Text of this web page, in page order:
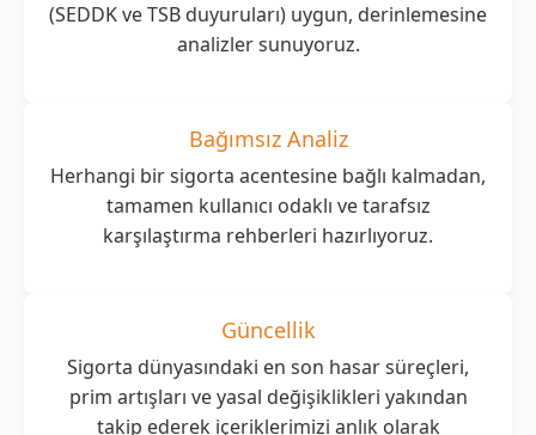
(SEDDK ve TSB duyuruları) uygun, derinlemesine
analizler sunuyoruz.
Bağımsız Analiz
Herhangi bir sigorta acentesine bağlı kalmadan,
tamamen kullanıcı odaklı ve tarafsız
karşılaştırma rehberleri hazırlıyoruz.
Güncellik
Sigorta dünyasındaki en son hasar süreçleri,
prim artışları ve yasal değişiklikleri yakından
takip ederek içeriklerimizi anlık olarak